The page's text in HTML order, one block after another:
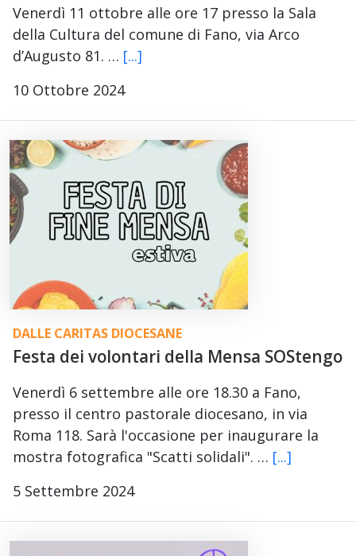
Venerdì 11 ottobre alle ore 17 presso la Sala
della Cultura del comune di Fano, via Arco
d’Augusto 81. … [...]
10 Ottobre 2024
DALLE CARITAS DIOCESANE
Festa dei volontari della Mensa SOStengo
Venerdì 6 settembre alle ore 18.30 a Fano,
presso il centro pastorale diocesano, in via
Roma 118. Sarà l'occasione per inaugurare la
mostra fotografica "Scatti solidali". … [...]
5 Settembre 2024